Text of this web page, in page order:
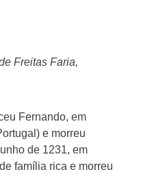
Freitas Faria,
Fernando, em
e morreu
de 1231, em
família rica e morreu